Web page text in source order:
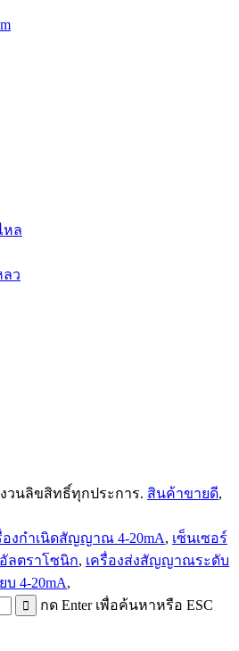
หล
ลว
งวนลิขสิทธิ์ทุกประการ. สินค้าขายดี,
องกำเนิดสัญญาณ 4-20mA, เซ็นเซอร์
ลตราโซนิก, เครื่องส่งสัญญาณระดับ
บ 4-20mA,
กด Enter เพื่อค้นหาหรือ ESC